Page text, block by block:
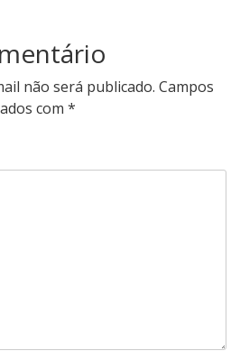
não será publicado. Campos
com *